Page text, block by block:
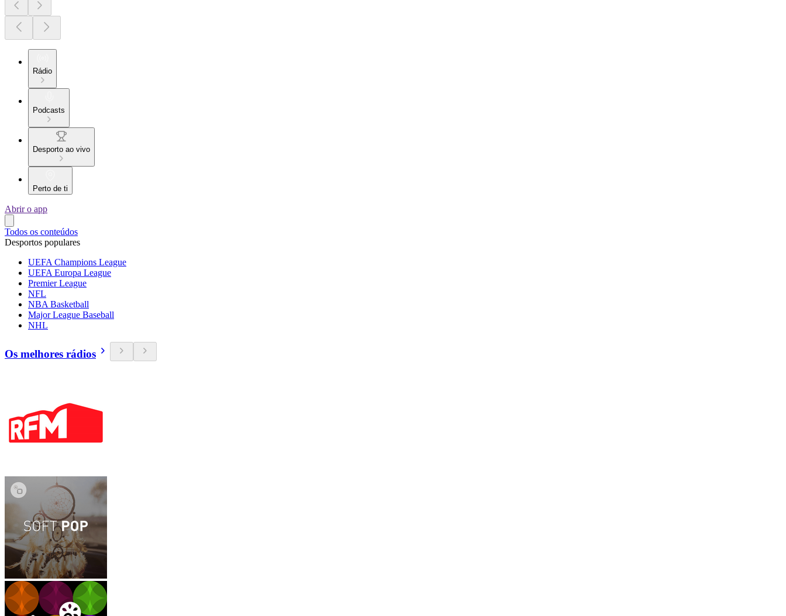
Rádio
Podcasts
Desporto ao vivo
Perto de ti
Abrir o app
Todos os conteúdos
Desportos populares
UEFA Champions League
UEFA Europa League
Premier League
NFL
NBA Basketball
Major League Baseball
NHL
Os melhores rádios